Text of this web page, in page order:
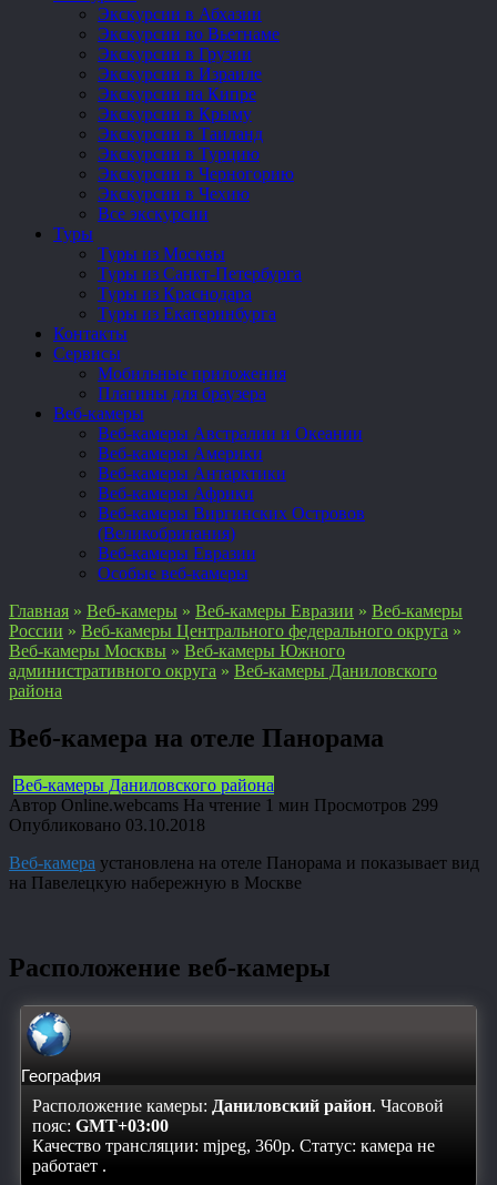
Экскурсии в Абхазии
Экскурсии во Вьетнаме
Экскурсии в Грузии
Экскурсии в Израиле
Экскурсии на Кипре
Экскурсии в Крыму
Экскурсии в Таиланд
Экскурсии в Турцию
Экскурсии в Черногорию
Экскурсии в Чехию
Все экскурсии
Туры
Туры из Москвы
Туры из Санкт-Петербурга
Туры из Краснодара
Туры из Екатеринбурга
Контакты
Сервисы
Мобильные приложения
Плагины для браузера
Веб-камеры
Веб-камеры Австралии и Океании
Веб-камеры Америки
Веб-камеры Антарктики
Веб-камеры Африки
Веб-камеры Виргинских Островов
(Великобритания)
Веб-камеры Евразии
Особые веб-камеры
Главная » Веб-камеры » Веб-камеры Евразии » Веб-камеры
России » Веб-камеры Центрального федерального округа »
Веб-камеры Москвы » Веб-камеры Южного
административного округа » Веб-камеры Даниловского
района
Веб-камера на отеле Панорама
Веб-камеры Даниловского района
Автор Online.webcams На чтение 1 мин Просмотров 299
Опубликовано 03.10.2018
Веб-камера установлена на отеле Панорама и показывает вид
на Павелецкую набережную в Москве
Расположение веб-камеры
География
Расположение камеры: Даниловский район. Часовой
пояс: GMT+03:00
Качество трансляции: mjpeg, 360p. Статус: камера не
работает .